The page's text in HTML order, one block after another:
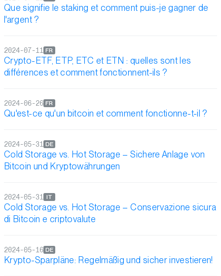
Que signifie le staking et comment puis-je gagner de
l'argent ?
Crypto-ETF, ETP, ETC et ETN : quelles sont les
différences et comment fonctionnent-ils ?
FR
2024-07-11
Qu'est-ce qu'un bitcoin et comment fonctionne-t-il ?
FR
2024-06-26
Cold Storage vs. Hot Storage – Sichere Anlage von
Bitcoin und Kryptowährungen
DE
2024-05-31
Cold Storage vs. Hot Storage – Conservazione sicura
di Bitcoin e criptovalute
IT
2024-05-31
Krypto-Sparpläne: Regelmäßig und sicher investieren!
DE
2024-05-16